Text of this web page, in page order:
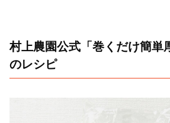
村上農園公式「巻くだけ簡単
のレシピ